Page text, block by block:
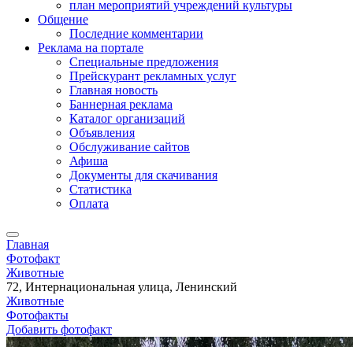
план мероприятий учреждений культуры
Общение
Последние комментарии
Реклама на портале
Специальные предложения
Прейскурант рекламных услуг
Главная новость
Баннерная реклама
Каталог организаций
Объявления
Обслуживание сайтов
Афиша
Документы для скачивания
Статистика
Оплата
Главная
Фотофакт
Животные
72, Интернациональная улица, Ленинский
Животные
Фотофакты
Добавить фотофакт